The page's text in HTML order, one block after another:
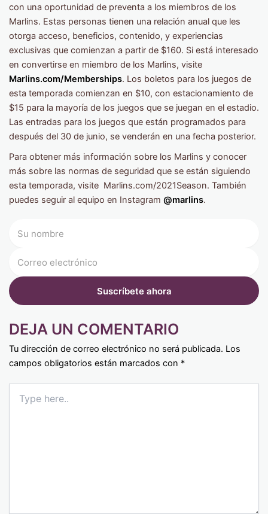
con una oportunidad de preventa a los miembros de los
Marlins. Estas personas tienen una relación anual que les
otorga acceso, beneficios, contenido, y experiencias
exclusivas que comienzan a partir de $160. Si está interesado
en convertirse en miembro de los Marlins, visite
Marlins.com/Memberships. Los boletos para los juegos de
esta temporada comienzan en $10, con estacionamiento de
$15 para la mayoría de los juegos que se juegan en el estadio.
Las entradas para los juegos que están programados para
después del 30 de junio, se venderán en una fecha posterior.
Para obtener más información sobre los Marlins y conocer
más sobre las normas de seguridad que se están siguiendo
esta temporada, visite Marlins.com/2021Season. También
puedes seguir al equipo en Instagram @marlins.
DEJA UN COMENTARIO
Tu dirección de correo electrónico no será publicada. Los
campos obligatorios están marcados con *
here..